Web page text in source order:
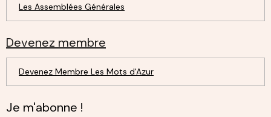
Les Assemblées Générales
Devenez membre
Devenez Membre Les Mots d'Azur
Je m'abonne !